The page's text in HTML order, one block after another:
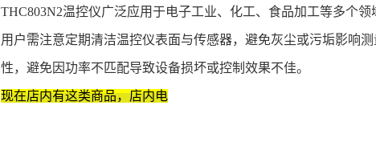
THC803N2温控仪广泛应用于电子工业、化工、食品加工等多个
用户需注意定期清洁温控仪表面与传感器，避免灰尘或污垢影响
性，避免因功率不匹配导致设备损坏或控制效果不佳。
现在店内有这类商品，店内电